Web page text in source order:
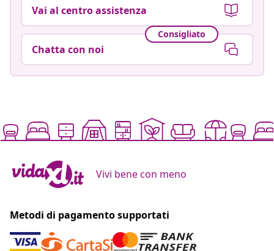
Vai al centro assistenza
Consigliato
Chatta con noi
Vivi bene con meno
Metodi di pagamento supportati